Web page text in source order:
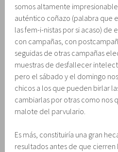
somos altamente
auténtico coñazo (palabra que
las fem-i-nistas por si acaso) de
con campañas, con
seguidas de otras campañas
muestras de desfallecer
pero el sábado y el domingo
chicos a los que pueden birlar
cambiarlas por otras como nos
malote del parvulario.
Es más, constituiría una gran
resultados antes de que